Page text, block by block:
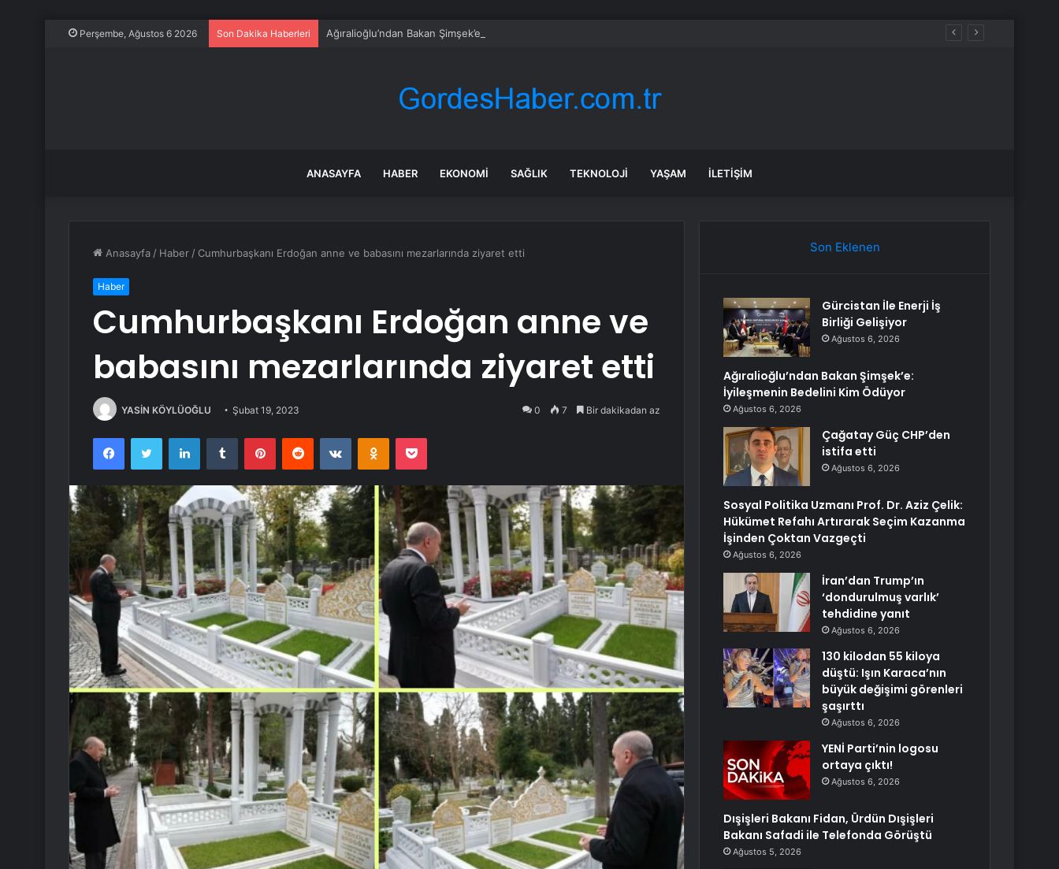
Perşembe, Ağustos 6 2026 Son Dakika Haberleri Ağıralioğlu’ndan Bakan Şimşek’e: İyileşmenin Bedelini Kim Ödüyor
ANASAYFA HABER EKONOMI SAĞLIK TEKNOLOJI YAŞAM İLETIŞIM
Anasayfa / Haber / Cumhurbaşkanı Erdoğan anne ve babasını mezarlarında ziyaret etti
Haber
Cumhurbaşkanı Erdoğan anne ve
babasını mezarlarında ziyaret etti
YASİN KÖYLÜOĞLU Şubat 19, 2023 0 7 Bir dakikadan az
FacebookTwitter LinkedInTumblr PinterestReddit VKontakteOdnoklassniki
Pocket
Son Eklenen
Gürcistan İle Enerji İş
Birliği Gelişiyor
Ağustos 6, 2026
Ağıralioğlu’ndan Bakan Şimşek’e:
İyileşmenin Bedelini Kim Ödüyor
Ağustos 6, 2026
Çağatay Güç CHP’den
istifa etti
Ağustos 6, 2026
Sosyal Politika Uzmanı Prof. Dr. Aziz Çelik:
Hükümet Refahı Artırarak Seçim Kazanma
İşinden Çoktan Vazgeçti
Ağustos 6, 2026
İran’dan Trump’ın
‘dondurulmuş varlık’
tehdidine yanıt
Ağustos 6, 2026
130 kilodan 55 kiloya
düştü: Işın Karaca’nın
büyük değişimi görenleri
şaşırttı
Ağustos 6, 2026
YENİ Parti’nin logosu
ortaya çıktı!
Ağustos 6, 2026
Dışişleri Bakanı Fidan, Ürdün Dışişleri
Bakanı Safadi ile Telefonda Görüştü
Ağustos 5, 2026